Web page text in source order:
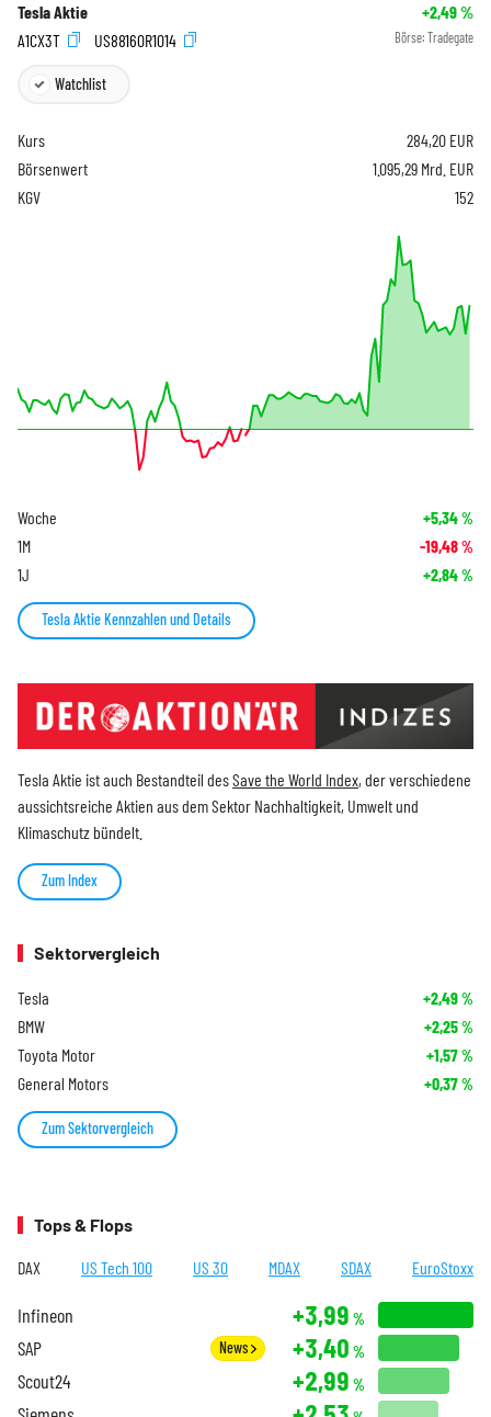
Tesla Aktie +2,49%
A1CX3T
US88160R1014 Börse: Tradegate
Watchlist
Kurs 284,20 EUR
Börsenwert
1.095,29 Mrd. EUR
KGV
152
Woche +5,34%
1M -19,48%
1J +2,84%
Tesla Aktie Kennzahlen und Details
Tesla Aktie ist auch Bestandteil desSave the World Index, der verschiedene
aussichtsreiche Aktien aus dem Sektor Nachhaltigkeit, Umwelt und
Klimaschutz bündelt.
Zum Index
Sektorvergleich
Tesla +2,49%
BMW +2,25%
Toyota Motor +1,57%
General Motors +0,37%
Zum Sektorvergleich
Tops & Flops
DAX US Tech 100 US 30 MDAX SDAX EuroStoxx
Infineon +3,99 %
SAP News +3,40 %
Scout24 +2,99 %